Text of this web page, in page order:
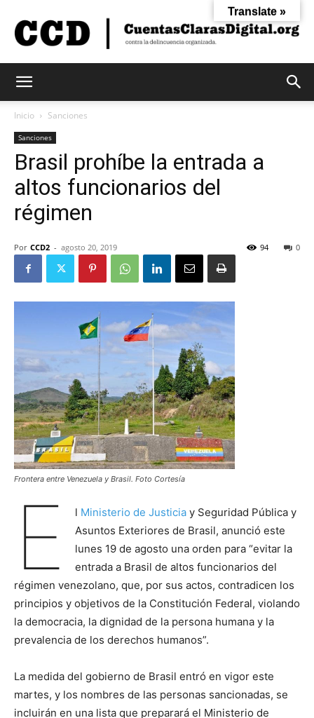
Claras
Inicio Sanciones
Sanciones
Brasil prohíbe la entrada a
altos funcionarios del
régimen
Por CCD2 - agosto 20, 2019 0
94
Frontera entre Venezuela y Brasil. Foto Cortesía
E l Ministerio de Justiciay Seguridad Pública y
Asuntos Exteriores de Brasil, anunció este
lunes 19 de agosto una orden para “evitar la
entrada a Brasil de altos funcionarios del
régimen venezolano, que, por sus actos, contradicen los
principios y objetivos de la Constitución Federal, violando
la democracia, la dignidad de la persona humana y la
prevalencia de los derechos humanos”.
La medida del gobierno de Brasil entró en vigor este
martes, y los nombres de las personas sancionadas, se
incluirán en una lista que preparará el Ministerio de
Translate »